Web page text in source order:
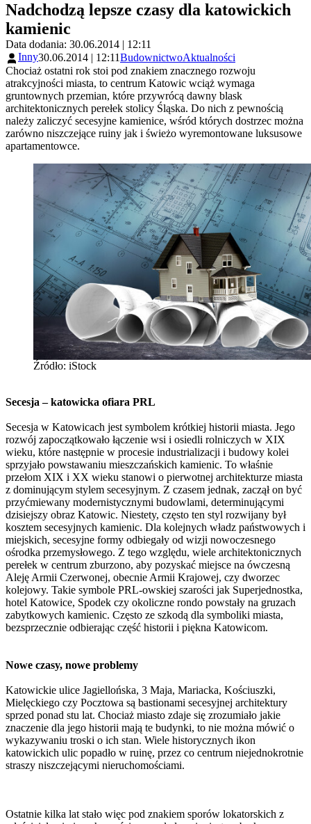
Nadchodzą lepsze czasy dla katowickich
kamienic
Data dodania: 30.06.2014 | 12:11
Inny30.06.2014 | 12:11BudownictwoAktualności
Chociaż ostatni rok stoi pod znakiem znacznego rozwoju
atrakcyjności miasta, to centrum Katowic wciąż wymaga
gruntownych przemian, które przywrócą dawny blask
architektonicznych perełek stolicy Śląska. Do nich z pewnością
należy zaliczyć secesyjne kamienice, wśród których dostrzec można
zarówno niszczejące ruiny jak i świeżo wyremontowane luksusowe
apartamentowce.
Źródło: iStock
Secesja – katowicka ofiara PRL
Secesja w Katowicach jest symbolem krótkiej historii miasta. Jego
rozwój zapoczątkowało łączenie wsi i osiedli rolniczych w XIX
wieku, które następnie w procesie industrializacji i budowy kolei
sprzyjało powstawaniu mieszczańskich kamienic. To właśnie
przełom XIX i XX wieku stanowi o pierwotnej architekturze miasta
z dominującym stylem secesyjnym. Z czasem jednak, zaczął on być
przyćmiewany modernistycznymi budowlami, determinującymi
dzisiejszy obraz Katowic. Niestety, często ten styl rozwijany był
kosztem secesyjnych kamienic. Dla kolejnych władz państwowych i
miejskich, secesyjne formy odbiegały od wizji nowoczesnego
ośrodka przemysłowego. Z tego względu, wiele architektonicznych
perełek w centrum zburzono, aby pozyskać miejsce na ówczesną
Aleję Armii Czerwonej, obecnie Armii Krajowej, czy dworzec
kolejowy. Takie symbole PRL-owskiej szarości jak Superjednostka,
hotel Katowice, Spodek czy okoliczne rondo powstały na gruzach
zabytkowych kamienic. Często ze szkodą dla symboliki miasta,
bezsprzecznie odbierając część historii i piękna Katowicom.
Nowe czasy, nowe problemy
Katowickie ulice Jagiellońska, 3 Maja, Mariacka, Kościuszki,
Mielęckiego czy Pocztowa są bastionami secesyjnej architektury
sprzed ponad stu lat. Chociaż miasto zdaje się zrozumiało jakie
znaczenie dla jego historii mają te budynki, to nie można mówić o
wykazywaniu troski o ich stan. Wiele historycznych ikon
katowickich ulic popadło w ruinę, przez co centrum niejednokrotnie
straszy niszczejącymi nieruchomościami.
Ostatnie kilka lat stało więc pod znakiem sporów lokatorskich z